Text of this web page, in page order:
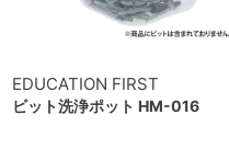
EDUCATION FIRST
ビット洗浄ポット HM-016